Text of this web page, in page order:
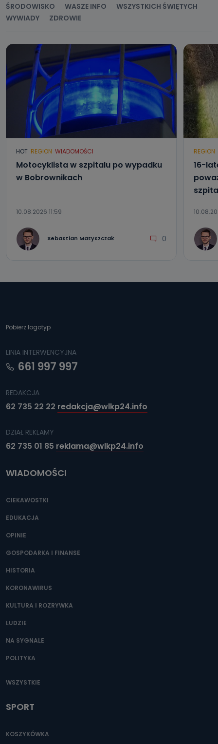
ŚRODOWISKO WASZE INFO
WSZYSTKICH ŚWIĘTYCH
WYWIADY
ZDROWIE
HOT REGION WIADOMOŚCI
Motocyklista w szpitalu po wypadku
w Bobrownikach
10.08.2026 11:59
Sebastian Matyszczak 0
REGION
16-
Pobierz logotyp
LINIA INTERWENCYJNA
661 997 997
REDAKCJA
62 735 22 22 redakcja@wlkp24.info
DZIAŁ REKLAMY
62 735 01 85 reklama@wlkp24.info
WIADOMOŚCI
CIEKAWOSTKI
EDUKACJA
OPINIE
GOSPODARKA I FINANSE
HISTORIA
KORONAWIRUS
KULTURA I ROZRYWKA
LUDZIE
NA SYGNALE
POLITYKA
WSZYSTKIE
SPORT
KOSZYKÓWKA